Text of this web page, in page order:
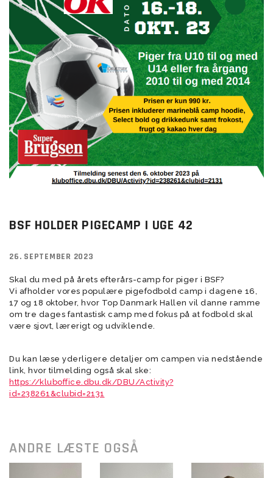
BSF HOLDER PIGECAMP I UGE 42
26. SEPTEMBER 2023
Skal du med på årets efterårs-camp for piger i BSF?
Vi afholder vores populære pigefodbold camp i dagene 16,
17 og 18 oktober, hvor Top Danmark Hallen vil danne ramme
om tre dages fantastisk camp med fokus på at fodbold skal
være sjovt, lærerigt og udviklende.
Du kan læse yderligere detaljer om campen via nedstående
link, hvor tilmelding også skal ske:
https://kluboffice.dbu.dk/DBU/Activity?
id=238261&clubid=2131
ANDRE LÆSTE OGSÅ